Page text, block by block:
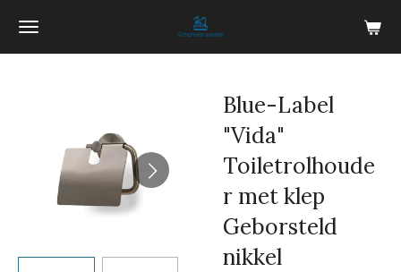
Ga
Blue-Label
"Vida"
Toiletrolhoude
r met klep
Geborsteld
nikkel